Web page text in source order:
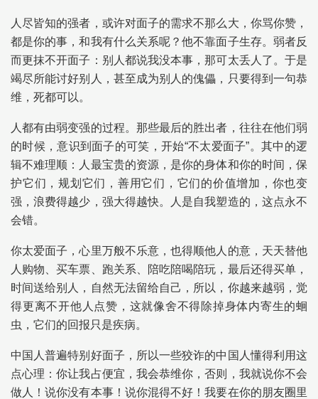
人尽皆知的强者，或许对面子的需求不那么大，你骂你赞，
都是你的事，和我有什么关系呢？他不靠面子生存。弱者反
而更抹不开面子：别人都说我没本事，那可太丢人了。于是
竭尽所能讨好别人，甚至成为别人的傀儡，只要得到一句恭
维，死都可以。
人都有由弱变强的过程。那些最后的胜出者，往往在他们弱
的时候，意识到面子的可笑，开始“不太爱面子”。其中的逻
辑不难理顺：人最宝贵的资源，是你的身体和你的时间，保
护它们，规划它们，善用它们，它们的价值增加，你也变
强，浪费得越少，强大得越快。人是自我塑造的，这点永不
会错。
你太爱面子，心里万般不乐意，也得顺他人的意，天天替他
人购物、买车票、跑关系、陪吃陪喝陪玩，最后还得买单，
时间送给别人，自然无法留给自己，所以，你越来越弱，觉
得更离不开他人点赞，这就像舍不得除掉身体内寄生的蛔
虫，它们的回报只是疾病。
中国人普遍特别好面子，所以一些狡诈的中国人懂得利用这
点心理：你让我占便宜，我会恭维你，否则，我就说你不会
做人！说你没有本事！说你混得不好！我要在你的朋友圈里